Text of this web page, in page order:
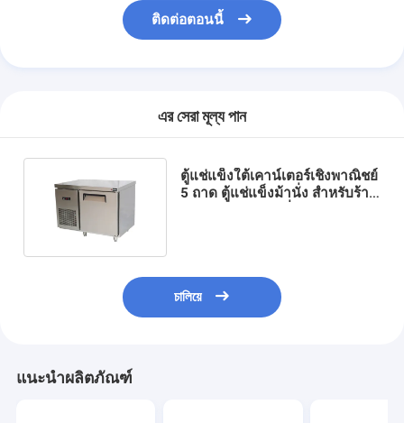
ติดต่อตอนนี้
এর সেরা মূল্য পান
ตู้แช่แข็งใต้เคาน์เตอร์เชิงพาณิชย์
5 ถาด ตู้แช่แข็งม้านั่ง สำหรับร้าน
চালিয়ে
แนะนำผลิตภัณฑ์